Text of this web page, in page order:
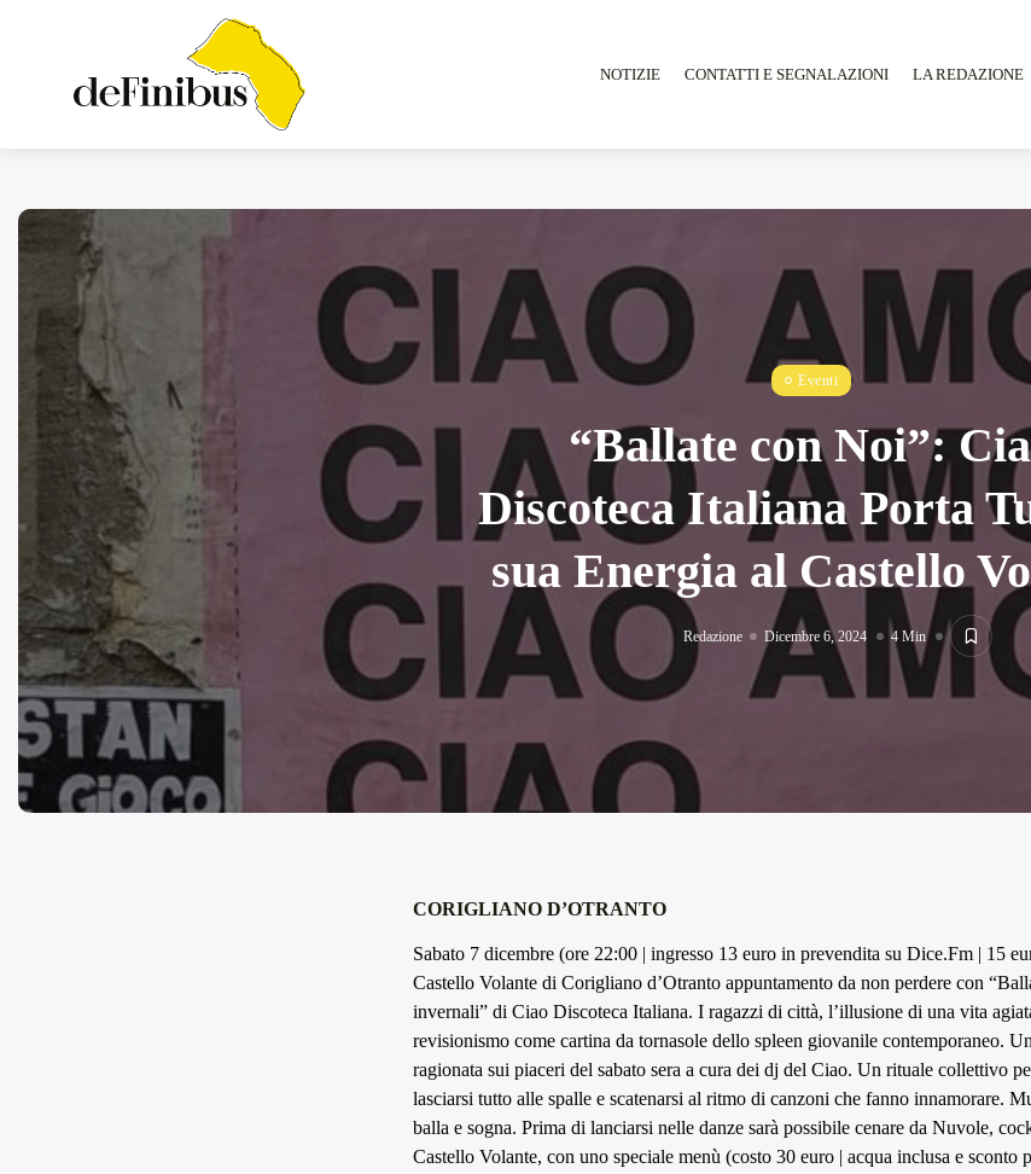
NOTIZIE CONTATTI E SEGNALAZIONI LA REDAZIONE
Iosonouncane A Lecce:
Concerto Acustico...
13 Min
Tarantarte Al Festival De Fès...
Giugno 4, 2026 15 Min
Eventi
“Ballate con Noi”:
Discoteca Italiana Porta
sua Energia al Castello
Redazione Dicembre 6, 2024 4 Min
CORIGLIANO D’OTRANTO
Sabato 7 dicembre (ore 22:00 | ingresso 13 euro in prevendita su Dice.Fm | 15
Castello Volante di Corigliano d’Otranto appuntamento da non perdere con
invernali” di Ciao Discoteca Italiana. I ragazzi di città, l’illusione di una vita
revisionismo come cartina da tornasole dello spleen giovanile contemporaneo.
ragionata sui piaceri del sabato sera a cura dei dj del Ciao. Un rituale collettivo
lasciarsi tutto alle spalle e scatenarsi al ritmo di canzoni che fanno innamorare.
balla e sogna. Prima di lanciarsi nelle danze sarà possibile cenare da Nuvole,
Castello Volante, con uno speciale menù (costo 30 euro | acqua inclusa e sconto